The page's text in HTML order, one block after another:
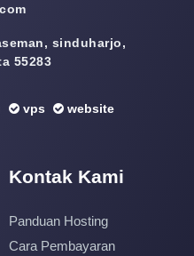
sinduharjo,
55283
vps website
Kontak Kami
Panduan Hosting
Cara Pembayaran